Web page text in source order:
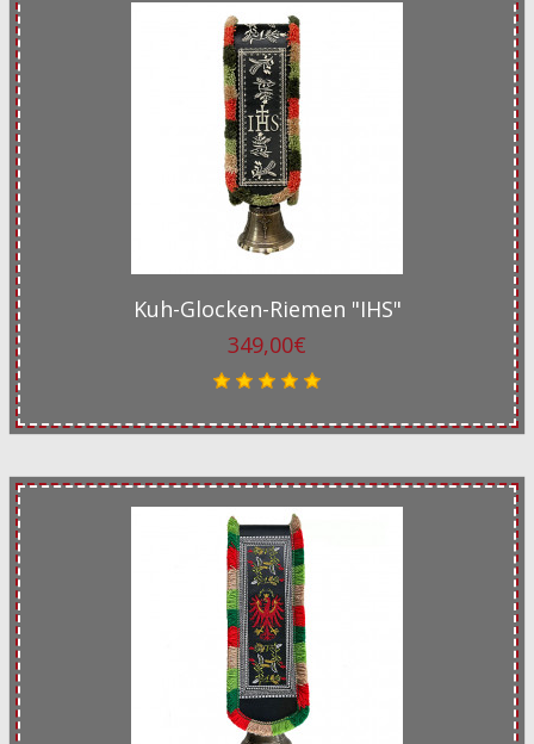
Kuh-Glocken-Riemen "IHS"
349,00€